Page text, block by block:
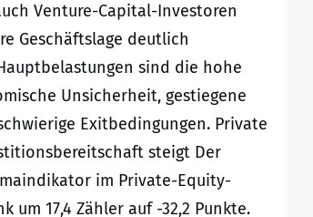
Venture-Capital-Investoren
Geschäftslage deutlich
sind die hohe
Unsicherheit, gestiegene
Exitbedingungen. Private
steigt Der
im Private-Equity-
um 17,4 Zähler auf -32,2 Punkte.